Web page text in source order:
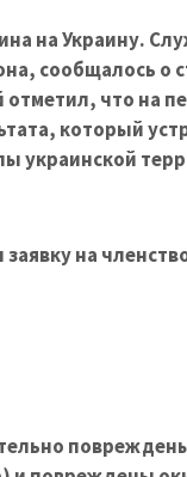
на Украину.
сообщалось о
что на
который
украинской
на